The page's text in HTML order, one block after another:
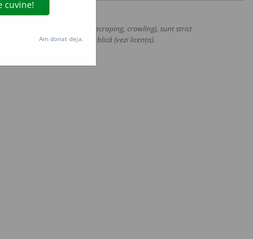
dexonline.ro)
extragere automată (web scraping, crawling), sunt strict
oficial spre utilizare publică (vezi licența).
Am donat deja.